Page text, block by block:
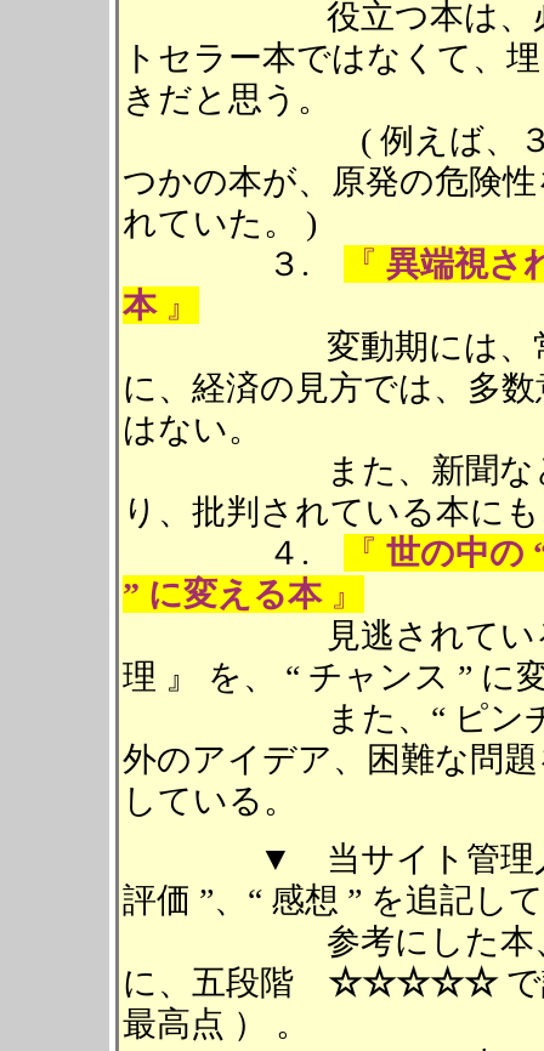
役立つ本は、必ず
トセラー本ではなくて、
きだと思う。
( 例えば、３．１
つかの本が、原発の危険
れていた。 )
３.
『 異端視さ
本』
変動期には、常識
に、経済の見方では、多
はない。
また、新聞などの
り、批判されている本に
４.
『 世の中の
” に変える本』
見逃されている、
理 』 を、 “ チャンス ” に
また、“ ピンチ ” を
外のアイデア、困難な問
している。
▼ 当サイト管理人が
評価 ”、“ 感想 ” を追記し
参考にした本、サ
に、五段階 ☆☆☆☆☆で
最高点 ） 。